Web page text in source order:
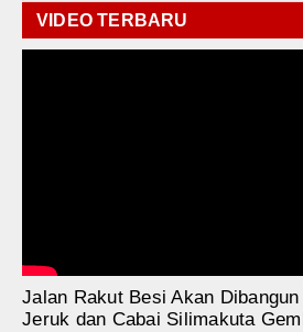
VIDEO TERBARU
Jalan Rakut Besi Akan
Jeruk dan Cabai Silimakuta